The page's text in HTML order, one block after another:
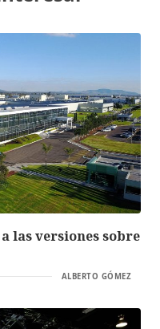
las versiones sobre
ALBERTO GÓMEZ